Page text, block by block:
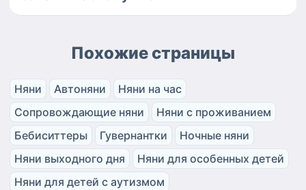
Похожие страницы
Няни Автоняни
Няни на час
Сопровождающие няни
Няни с проживанием
Бебиситтеры
Гувернантки
Ночные няни
Няни выходного дня
Няни для особенных детей
Няни для детей с аутизмом